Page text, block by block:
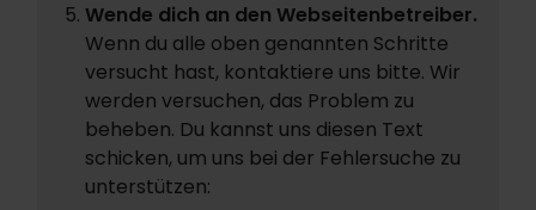
Wende dich an den Webseitenbetreiber.
Wenn du alle oben genannten Schritte
versucht hast, kontaktiere uns bitte. Wir
werden versuchen, das Problem zu
beheben. Du kannst uns diesen Text
schicken, um uns bei der Fehlersuche zu
unterstützen: